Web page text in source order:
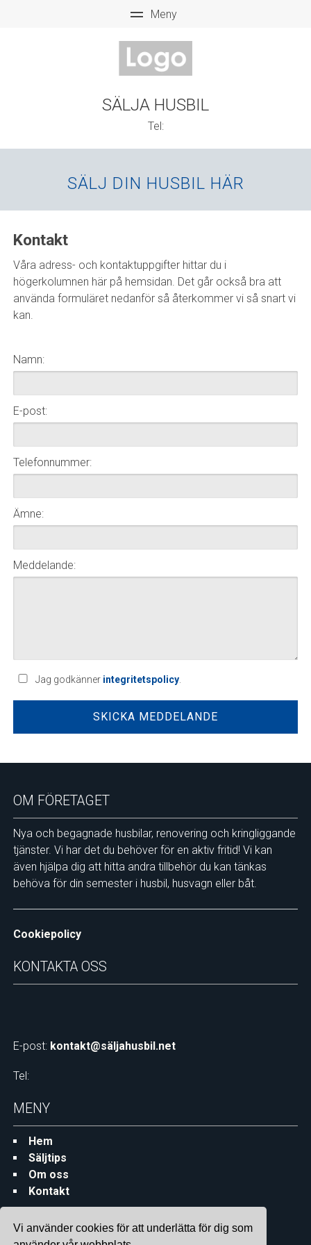
Vi använder cookies för att underlätta för dig som
SÄLJA HUSBIL
Tel:
SÄLJ DIN HUSBIL HÄR
Kontakt
Våra adress- och kontaktuppgifter hittar du i
högerkolumnen här på hemsidan. Det går också bra att
använda formuläret nedanför så återkommer vi så snart vi
kan.
Namn:
E-post:
Telefonnummer:
Ämne:
Meddelande:
Jag godkänner integritetspolicy.
OM FÖRETAGET
Nya och begagnade husbilar, renovering och kringliggande
tjänster. Vi har det du behöver för en aktiv fritid! Vi kan
även hjälpa dig att hitta andra tillbehör du kan tänkas
behöva för din semester i husbil, husvagn eller båt.
Cookiepolicy
KONTAKTA OSS
E-post: kontakt@säljahusbil.net
Tel:
MENY
Hem
Säljtips
Om oss
Kontakt